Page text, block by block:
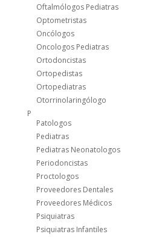
Oftalmólogos Pediatras
Optometristas
Oncólogos
Oncologos Pediatras
Ortodoncistas
Ortopedistas
Ortopediatras
Otorrinolaringólogo
P
Patologos
Pediatras
Pediatras Neonatologos
Periodoncistas
Proctologos
Proveedores Dentales
Proveedores Médicos
Psiquiatras
Psiquiatras Infantiles